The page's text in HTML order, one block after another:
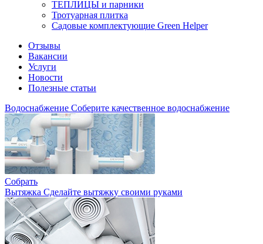
ТЕПЛИЦЫ и парники
Тротуарная плитка
Садовые комплектующие Green Helper
Отзывы
Вакансии
Услуги
Новости
Полезные статьи
Водоснабжение Соберите качественное водоснабжение
Собрать
Вытяжка Сделайте вытяжку своими руками